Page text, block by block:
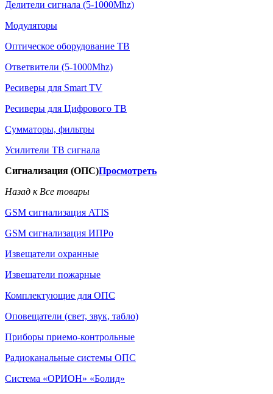
Делители сигнала (5-1000Mhz)
Модуляторы
Оптическое оборудование ТВ
Ответвители (5-1000Mhz)
Ресиверы для Smart TV
Ресиверы для Цифрового ТВ
Сумматоры, фильтры
Усилители ТВ сигнала
Сигнализация (ОПС)Просмотреть
Назад к Все товары
GSM сигнализация ATIS
GSM сигнализация ИПРо
Извещатели охранные
Извещатели пожарные
Комплектующие для ОПС
Оповещатели (свет, звук, табло)
Приборы приемо-контрольные
Радиоканальные системы ОПС
Система «ОРИОН» «Болид»